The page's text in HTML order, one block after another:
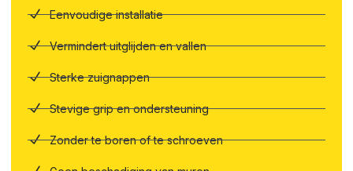
Eenvoudige installatie
Vermindert uitglijden en vallen
Sterke zuignappen
Stevige grip en ondersteuning
Zonder te boren of te schroeven